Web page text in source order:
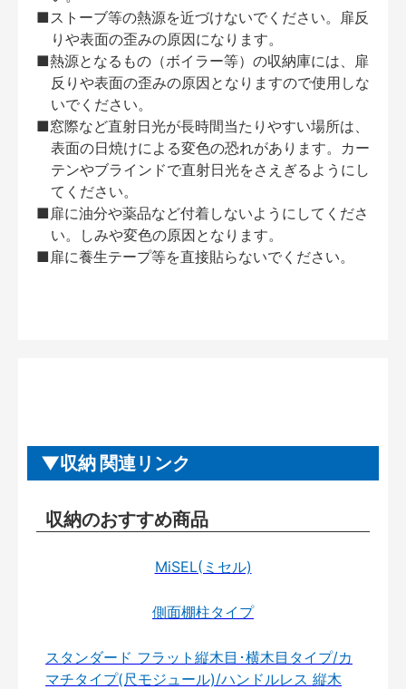
■ストーブ等の熱源を近づけないでください。扉反
りや表面の歪みの原因になります。
■熱源となるもの（ボイラー等）の収納庫には、扉
反りや表面の歪みの原因となりますので使用しな
いでください。
■窓際など直射日光が長時間当たりやすい場所は、
表面の日焼けによる変色の恐れがあります。カー
テンやブラインドで直射日光をさえぎるようにし
てください。
■扉に油分や薬品など付着しないようにしてくださ
い。しみや変色の原因となります。
■扉に養生テープ等を直接貼らないでください。
収納 関連リンク
収納のおすすめ商品
MiSEL(ミセル)
側面棚柱タイプ
スタンダード フラット縦木目･横木目タイプ/カ
マチタイプ(尺モジュール)/ハンドルレス 縦木